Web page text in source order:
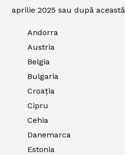
aprilie 2025 sau după
Andorra
Austria
Belgia
Bulgaria
Croația
Cipru
Cehia
Danemarca
Estonia